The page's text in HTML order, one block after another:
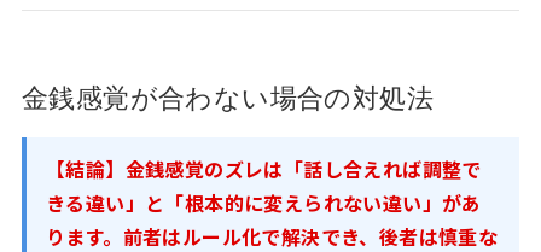
金銭感覚が合わない場合の対処法
【結論】金銭感覚のズレは「話し合えれば調整で
きる違い」と「根本的に変えられない違い」があ
ります。前者はルール化で解決でき、後者は慎重な